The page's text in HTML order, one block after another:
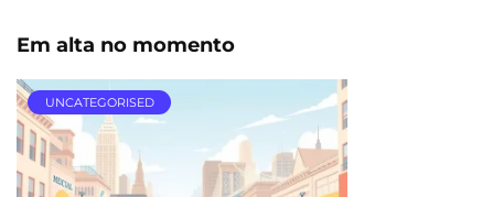
Em alta no momento
UNCATEGORISED